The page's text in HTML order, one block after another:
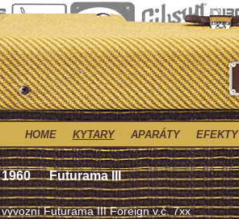
HOME KYTARY APARÁTY EFEKTY
1960 Futurama III
vývozní Futurama III Foreign v.č. 7xx